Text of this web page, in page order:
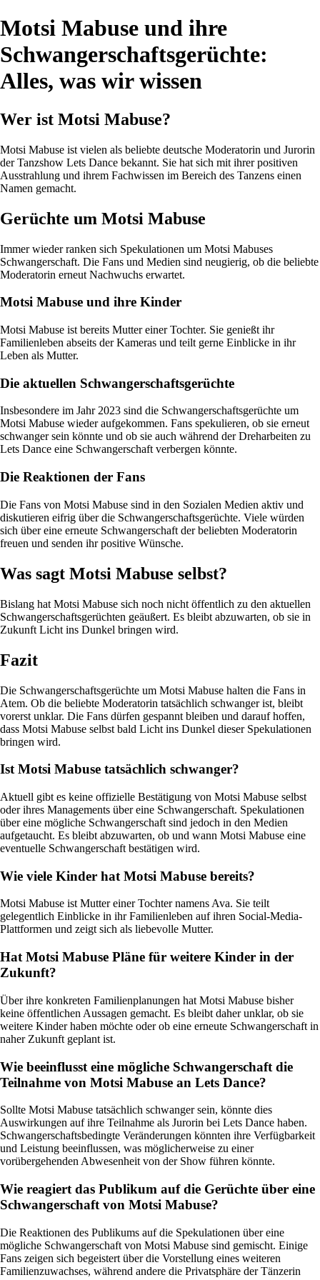
Motsi Mabuse und ihre
Schwangerschaftsgerüchte:
Alles, was wir wissen
Wer ist Motsi Mabuse?
Motsi Mabuse ist vielen als beliebte deutsche Moderatorin und Jurorin
der Tanzshow Lets Dance bekannt. Sie hat sich mit ihrer positiven
Ausstrahlung und ihrem Fachwissen im Bereich des Tanzens einen
Namen gemacht.
Gerüchte um Motsi Mabuse
Immer wieder ranken sich Spekulationen um Motsi Mabuses
Schwangerschaft. Die Fans und Medien sind neugierig, ob die beliebte
Moderatorin erneut Nachwuchs erwartet.
Motsi Mabuse und ihre Kinder
Motsi Mabuse ist bereits Mutter einer Tochter. Sie genießt ihr
Familienleben abseits der Kameras und teilt gerne Einblicke in ihr
Leben als Mutter.
Die aktuellen Schwangerschaftsgerüchte
Insbesondere im Jahr 2023 sind die Schwangerschaftsgerüchte um
Motsi Mabuse wieder aufgekommen. Fans spekulieren, ob sie erneut
schwanger sein könnte und ob sie auch während der Dreharbeiten zu
Lets Dance eine Schwangerschaft verbergen könnte.
Die Reaktionen der Fans
Die Fans von Motsi Mabuse sind in den Sozialen Medien aktiv und
diskutieren eifrig über die Schwangerschaftsgerüchte. Viele würden
sich über eine erneute Schwangerschaft der beliebten Moderatorin
freuen und senden ihr positive Wünsche.
Was sagt Motsi Mabuse selbst?
Bislang hat Motsi Mabuse sich noch nicht öffentlich zu den aktuellen
Schwangerschaftsgerüchten geäußert. Es bleibt abzuwarten, ob sie in
Zukunft Licht ins Dunkel bringen wird.
Fazit
Die Schwangerschaftsgerüchte um Motsi Mabuse halten die Fans in
Atem. Ob die beliebte Moderatorin tatsächlich schwanger ist, bleibt
vorerst unklar. Die Fans dürfen gespannt bleiben und darauf hoffen,
dass Motsi Mabuse selbst bald Licht ins Dunkel dieser Spekulationen
bringen wird.
Ist Motsi Mabuse tatsächlich schwanger?
Aktuell gibt es keine offizielle Bestätigung von Motsi Mabuse selbst
oder ihres Managements über eine Schwangerschaft. Spekulationen
über eine mögliche Schwangerschaft sind jedoch in den Medien
aufgetaucht. Es bleibt abzuwarten, ob und wann Motsi Mabuse eine
eventuelle Schwangerschaft bestätigen wird.
Wie viele Kinder hat Motsi Mabuse bereits?
Motsi Mabuse ist Mutter einer Tochter namens Ava. Sie teilt
gelegentlich Einblicke in ihr Familienleben auf ihren Social-Media-
Plattformen und zeigt sich als liebevolle Mutter.
Hat Motsi Mabuse Pläne für weitere Kinder in der
Zukunft?
Über ihre konkreten Familienplanungen hat Motsi Mabuse bisher
keine öffentlichen Aussagen gemacht. Es bleibt daher unklar, ob sie
weitere Kinder haben möchte oder ob eine erneute Schwangerschaft in
naher Zukunft geplant ist.
Wie beeinflusst eine mögliche Schwangerschaft die
Teilnahme von Motsi Mabuse an Lets Dance?
Sollte Motsi Mabuse tatsächlich schwanger sein, könnte dies
Auswirkungen auf ihre Teilnahme als Jurorin bei Lets Dance haben.
Schwangerschaftsbedingte Veränderungen könnten ihre Verfügbarkeit
und Leistung beeinflussen, was möglicherweise zu einer
vorübergehenden Abwesenheit von der Show führen könnte.
Wie reagiert das Publikum auf die Gerüchte über eine
Schwangerschaft von Motsi Mabuse?
Die Reaktionen des Publikums auf die Spekulationen über eine
mögliche Schwangerschaft von Motsi Mabuse sind gemischt. Einige
Fans zeigen sich begeistert über die Vorstellung eines weiteren
Familienzuwachses, während andere die Privatsphäre der Tänzerin